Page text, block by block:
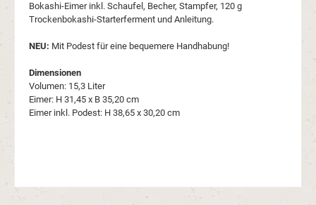
Bokashi-Eimer inkl. Schaufel, Becher, Stampfer, 120 g
Trockenbokashi-Starterferment und Anleitung.
NEU: Mit Podest für eine bequemere Handhabung!
Dimensionen
Volumen: 15,3 Liter
Eimer: H 31,45 x B 35,20 cm
Eimer inkl. Podest: H 38,65 x 30,20 cm